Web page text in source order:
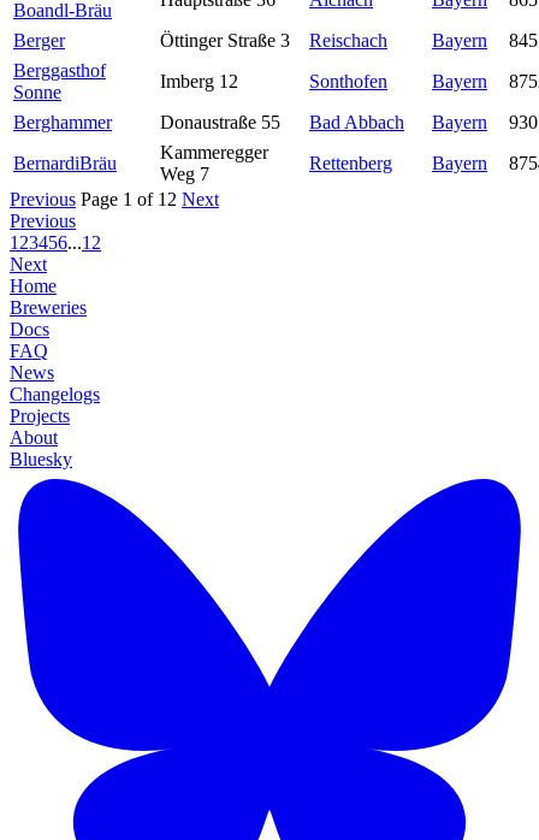
Boandl-Bräu
Berger
Öttinger Straße 3 Reischach Bayern
Berggasthof
Sonne
Imberg 12 Sonthofen Bayern
Berghammer
Donaustraße 55 Bad Abbach Bayern
BernardiBräu
Kammeregger
Weg 7
Rettenberg Bayern
Previous Page 1 of 12 Next
Previous
1 23456...12
Next
Home
Breweries
Docs
FAQ
News
Changelogs
Projects
About
Bluesky